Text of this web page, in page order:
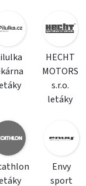
HECHT
MOTORS
s.r.o.
letáky
Envy
sport